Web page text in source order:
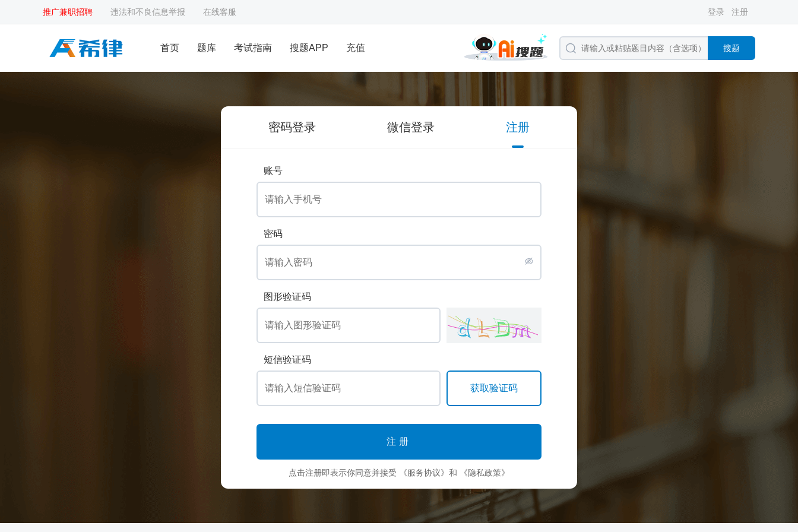
推广兼职招聘 违法和不良信息举报 在线客服 登录 注册
首页 题库 考试指南 搜题APP 充值 搜题
密码登录 微信登录 注册
账号
密码
图形验证码
短信验证码
注册
点击注册即表示你同意并接受 《服务协议》 和 《隐私政策》